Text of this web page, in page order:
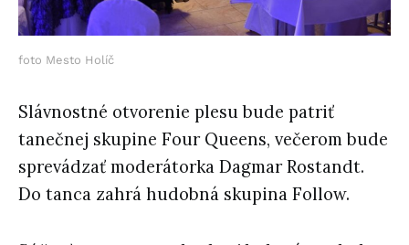
foto Mesto Holíč
Slávnostné otvorenie plesu bude patriť
tanečnej skupine Four Queens, večerom bude
sprevádzať moderátorka Dagmar Rostandt.
Do tanca zahrá hudobná skupina Follow.